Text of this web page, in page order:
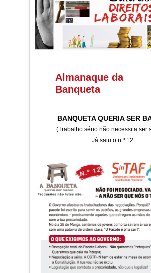
Almanaque da
Banqueta
BANQUETA QUERIA SER
(Trabalho sério não necessita ser
Já saiu o n.º 12